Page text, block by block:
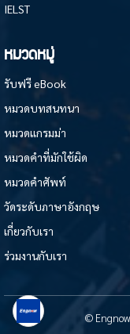
IELST
หมวดหมู่
รับฟรี eBook
หมวดบทสนทนา
หมวดแกรมม่า
หมวดคำที่มักใช้ผิด
หมวดคำศัพท์
วัดระดับภาษาอังกฤษ
เกี่ยวกับเรา
ร่วมงานกับเรา
©